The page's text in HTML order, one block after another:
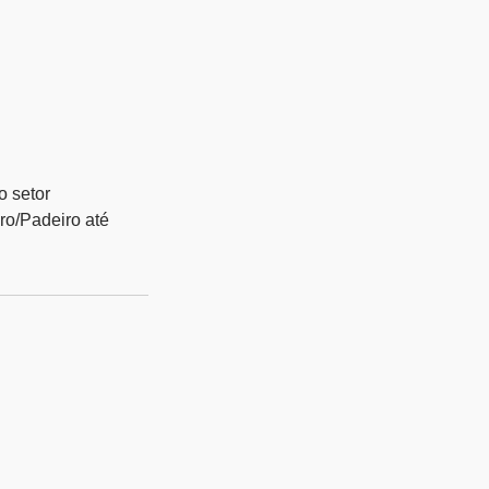
setor
Padeiro até